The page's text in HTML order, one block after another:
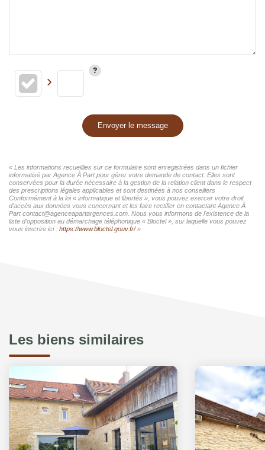
Envoyer le message
« Les informations recueillies sur ce formulaire sont enregistrées dans un fichier
informatisé par Agence À Part pour gérer votre demande de contact. Elles sont
conservées pour la durée nécessaire à la gestion de la relation client dans le respect
des prescriptions légales applicables et sont destinées à nos conseillers
Conformément à la loi « informatique et libertés », vous pouvez exercer votre droit
d'accès aux données vous concernant et les faire rectifier en contactant Agence À
Part contact@agenceapartargences.com. Nous vous informons de l'existence de la
liste d'opposition au démarchage téléphonique « Bloctel », sur laquelle vous pouvez
vous inscrire ici : https://www.bloctel.gouv.fr/»
Les biens similaires